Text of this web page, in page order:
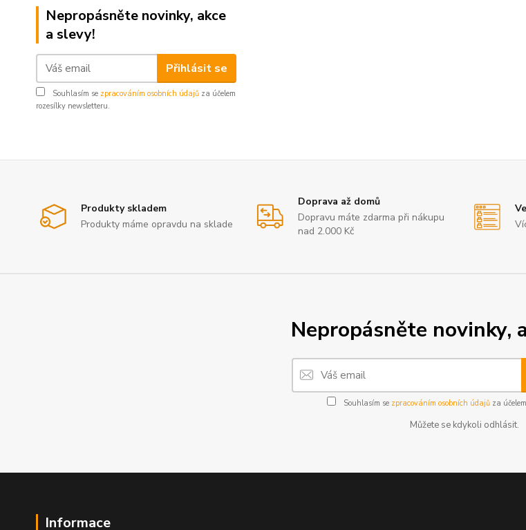
Nepropásněte novinky, akce
a slevy!
Přihlásit se
Souhlasím se zpracováním osobních údajů za účelem
rozesílky newsletteru.
Produkty skladem
Produkty máme opravdu na sklade
Doprava až domů
Dopravu máte zdarma při nákupu
nad 2.000 Kč
Nepropásněte novinky,
Souhlasím se zpracováním osobních údajůza
Můžete se kdykoli odhlásit.
Informace